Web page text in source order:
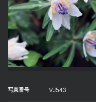
写真番号 VJ543